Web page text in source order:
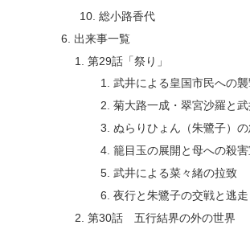
総小路香代
出来事一覧
第29話「祭り」
武井による皇国市民への
菊大路一成・翠宮沙羅と
ぬらりひょん（朱鷺子）
籠目玉の展開と母への殺
武井による菜々緒の拉致
夜行と朱鷺子の交戦と逃走
第30話 五行結界の外の世界